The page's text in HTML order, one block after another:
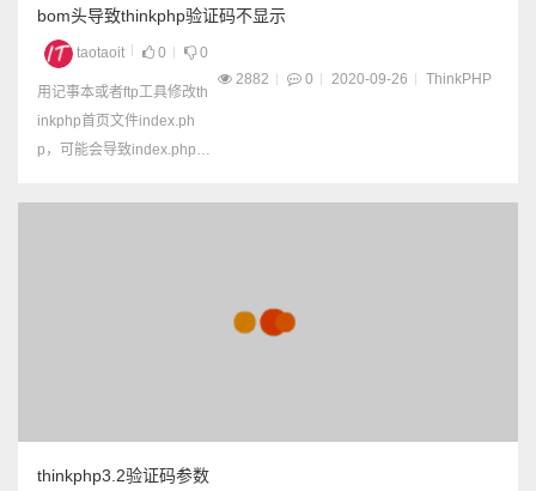
bom头导致thinkphp验证码不显示
taotaoit 0
0
2882
0 2020-09-26 ThinkPHP
用记事本或者ftp工具修改th
inkphp首页文件index.ph
p，可能会导致index.php多
验证码，不显示了。 怎样
thinkphp3.2验证码参数